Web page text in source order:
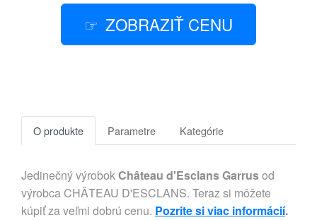
ZOBRAZIŤ CENU
O produkte Parametre Kategórie
Jedinečný výrobokChâteau d'Esclans Garrusod
výrobca CHÂTEAU D'ESCLANS. Teraz si môžete
kúpiť za veľmi dobrú cenu. Pozrite si viac informácií.